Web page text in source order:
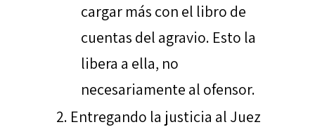
cargar más con el libro de
cuentas del agravio. Esto la
libera a ella, no
necesariamente al ofensor.
Entregando la justicia al Juez